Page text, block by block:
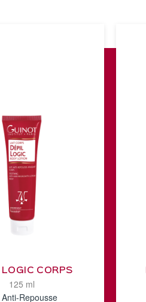
LOGIC CORPS
125 ml
Repousse